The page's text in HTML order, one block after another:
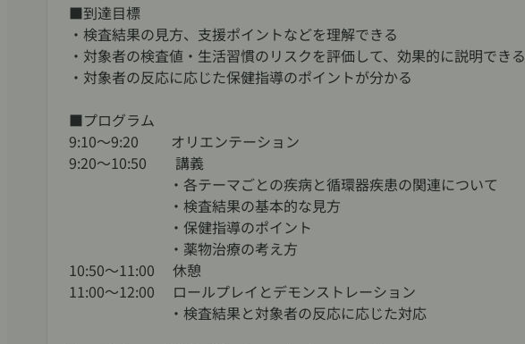
■到達目標
・検査結果の見方、支援ポイントなどを理解できる
・対象者の検査値・生活習慣のリスクを評価して、効果的に説明できる
・対象者の反応に応じた保健指導のポイントが分かる
■プログラム
9:10～9:20 オリエンテーション
9:20～10:50 講義
・各テーマごとの疾病と循環器疾患の関連について
・検査結果の基本的な見方
・保健指導のポイント
・薬物治療の考え方
10:50～11:00 休憩
11:00～12:00 ロールプレイとデモンストレーション
・検査結果と対象者の反応に応じた対応